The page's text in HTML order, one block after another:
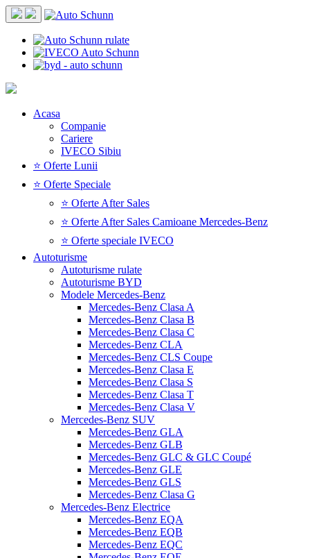
Acasa
Companie
Cariere
IVECO Sibiu
⭐ Oferte Lunii
⭐ Oferte Speciale
⭐ Oferte After Sales
⭐ Oferte After Sales Camioane Mercedes-Benz
⭐ Oferte speciale IVECO
Autoturisme
Autoturisme rulate
Autoturisme BYD
Modele Mercedes-Benz
Mercedes-Benz Clasa A
Mercedes-Benz Clasa B
Mercedes-Benz Clasa C
Mercedes-Benz CLA
Mercedes-Benz CLS Coupe
Mercedes-Benz Clasa E
Mercedes-Benz Clasa S
Mercedes-Benz Clasa T
Mercedes-Benz Clasa V
Mercedes-Benz SUV
Mercedes-Benz GLA
Mercedes-Benz GLB
Mercedes-Benz GLC & GLC Coupé
Mercedes-Benz GLE
Mercedes-Benz GLS
Mercedes-Benz Clasa G
Mercedes-Benz Electrice
Mercedes-Benz EQA
Mercedes-Benz EQB
Mercedes-Benz EQC